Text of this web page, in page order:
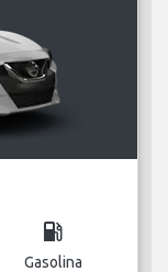
local_gas_station
Gasolina